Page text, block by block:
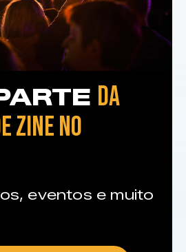
DA
ZINE NO
eventos e muito